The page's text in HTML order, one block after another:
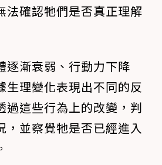
法確認牠們是否真正理解
逐漸衰弱、行動力下降
生理變化表現出不同的反
過這些行為上的改變，判
，並察覺牠是否已經進入